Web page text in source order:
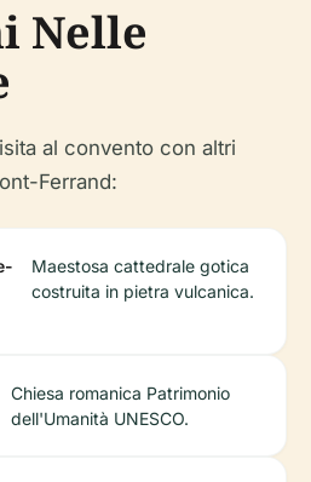
Nelle
al convento con altri
Ferrand:
Maestosa cattedrale gotica
costruita in pietra vulcanica.
Chiesa romanica Patrimonio
dell'Umanità UNESCO.